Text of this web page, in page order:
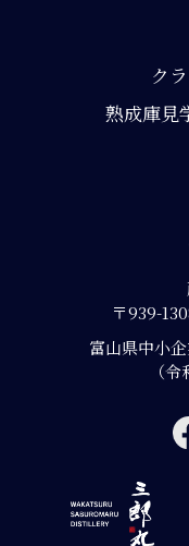
ク
熟成庫見
〒939-
富山県中小
（